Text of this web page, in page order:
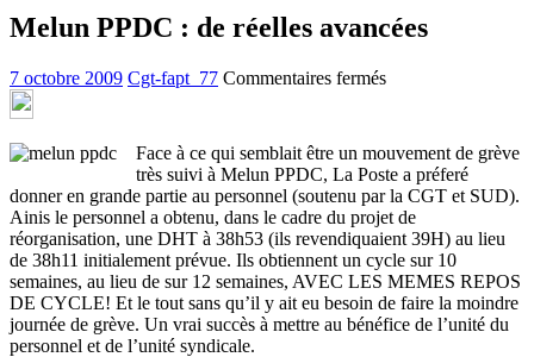
Melun PPDC : de réelles avancées
7 octobre 2009 Cgt-fapt_77 Commentaires ferméssur
de
réelles
avancées
Face à ce qui semblait être un mouvement de grève
très suivi à Melun PPDC, La Poste a préferé
donner en grande partie au personnel (soutenu par la CGT et SUD).
Ainis le personnel a obtenu, dans le cadre du projet de
réorganisation, une DHT à 38h53 (ils revendiquaient 39H) au lieu
de 38h11 initialement prévue. Ils obtiennent un cycle sur 10
semaines, au lieu de sur 12 semaines, AVEC LES MEMES REPOS
DE CYCLE! Et le tout sans qu’il y ait eu besoin de faire la moindre
journée de grève. Un vrai succès à mettre au bénéfice de l’unité du
personnel et de l’unité syndicale.